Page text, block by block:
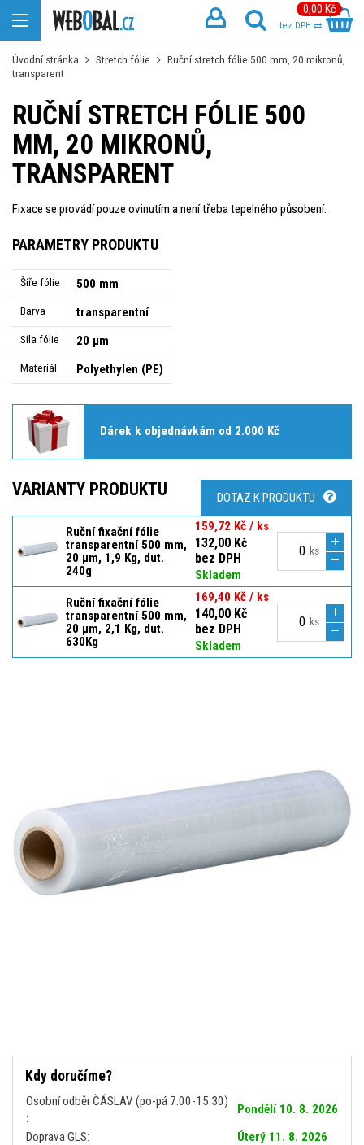
0,00 Kč
bez DPH
Úvodní stránka Stretch fólie
Ruční stretch fólie 500 mm, 20 mikronů,
transparent
Kdy doručíme?
Osobní odběr ČÁSLAV (po-pá 7:00-15:30)
:
Pondělí 10. 8. 2026
Doprava GLS:
Úterý 11. 8. 2026
RUČNÍ STRETCH FÓLIE 500
MM, 20 MIKRONŮ,
TRANSPARENT
Fixace se provádí pouze ovinutím a není třeba tepelného působení.
PARAMETRY PRODUKTU
Šíře fólie 500 mm
Barva transparentní
Síla fólie 20 µm
Materiál Polyethylen (PE)
Dárek k objednávkám od 2.000 Kč
VARIANTY PRODUKTU DOTAZ K PRODUKTU
Ruční fixační fólie
transparentní 500 mm,
20 µm, 1,9 Kg, dut.
240g
159,72 Kč / ks
132,00 Kč
bez DPH
Skladem
ks
Ruční fixační fólie
transparentní 500 mm,
20 µm, 2,1 Kg, dut.
630Kg
169,40 Kč / ks
140,00 Kč
bez DPH
Skladem
ks